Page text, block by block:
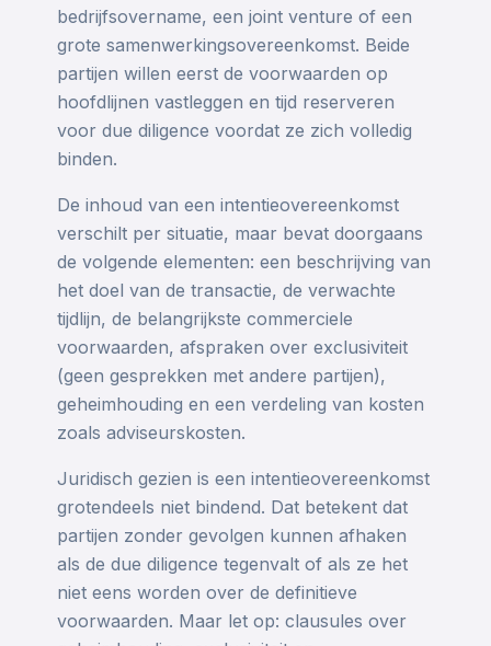
bedrijfsovername, een joint venture of een
grote samenwerkingsovereenkomst. Beide
partijen willen eerst de voorwaarden op
hoofdlijnen vastleggen en tijd reserveren
voor due diligence voordat ze zich volledig
binden.
De inhoud van een intentieovereenkomst
verschilt per situatie, maar bevat doorgaans
de volgende elementen: een beschrijving van
het doel van de transactie, de verwachte
tijdlijn, de belangrijkste commerciele
voorwaarden, afspraken over exclusiviteit
(geen gesprekken met andere partijen),
geheimhouding en een verdeling van kosten
zoals adviseurskosten.
Juridisch gezien is een intentieovereenkomst
grotendeels niet bindend. Dat betekent dat
partijen zonder gevolgen kunnen afhaken
als de due diligence tegenvalt of als ze het
niet eens worden over de definitieve
voorwaarden. Maar let op: clausules over